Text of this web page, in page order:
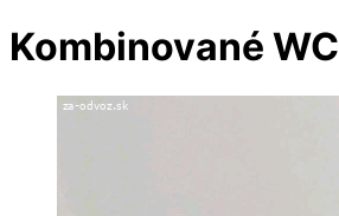
Kombinované WC